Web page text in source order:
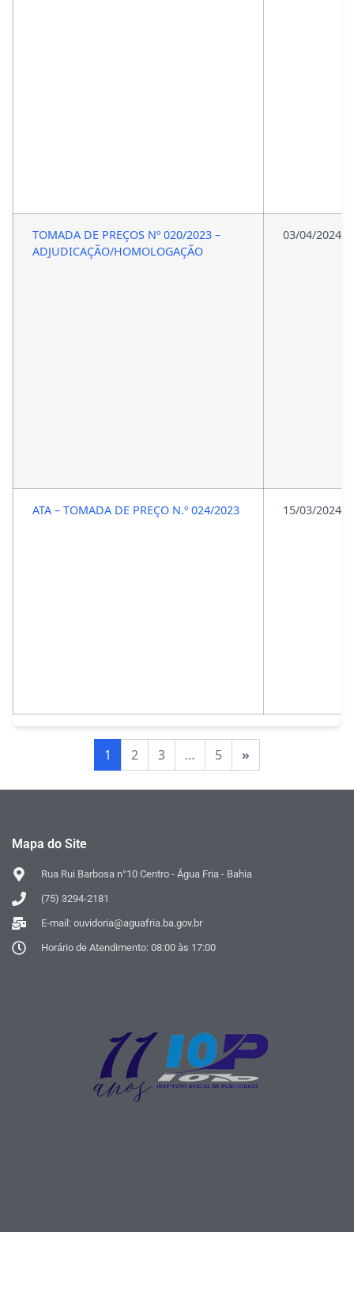
TOMADA DE PREÇOS Nº 020/2023 –
ADJUDICAÇÃO/HOMOLOGAÇÃO
03/04/2024
ATA – TOMADA DE PREÇO N.º 024/2023 15/03/2024
1 2 3 … 5 »
Mapa do Site
Rua Rui Barbosa n°10 Centro - Água Fria - Bahia
(75) 3294-2181
E-mail: ouvidoria@aguafria.ba.gov.br
Horário de Atendimento: 08:00 às 17:00